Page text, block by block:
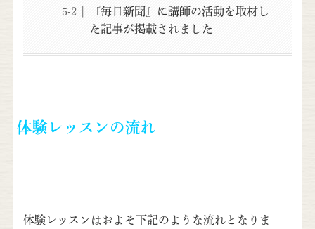
『毎日新聞』に講師の活動を取材し
た記事が掲載されました
体験レッスンの流れ
体験レッスンはおよそ下記のような流れとなりま